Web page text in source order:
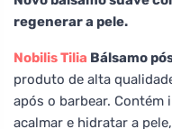
regenerar a pele.
Nobilis Tilia Bálsamo
produto de alta
após o barbear. Contém
acalmar e hidratar a